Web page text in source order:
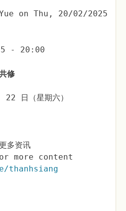
on Thu, 20/02/2025
- 20:00
修
日（星期六）
多资讯
more content